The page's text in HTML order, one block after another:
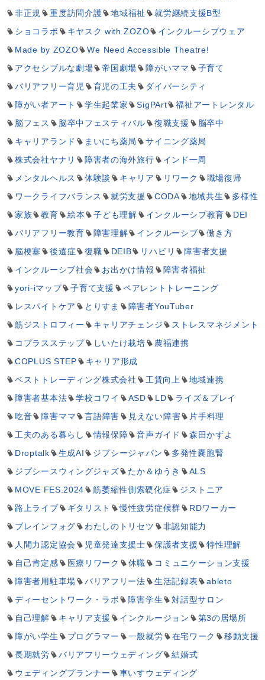
非正規
重度訪問介護 地域福祉
就労継続支援B型
ショコラボ
キヤスク with ZOZO
インクルーシブウェア
Made by ZOZO
We Need Accessible Theatre!
アクセシブルな劇場
帝国劇場 障がいママ
子育て
バリアフリー育児
育児の工夫
ダイバーシティ
障がい者アート
学生起業家 SigPArt
福祉アートレンタル
脳フェス
脳卒中フェスティバル 復職支援
脳卒中
キャリアランド
まいにち薬局
サイニング薬局
株式会社ヤナリ
障害者の海外旅行
インド一周
メンタルヘルス
体験談 キャリア リワーク
職場復帰
ワークライフバランス
就労支援 CODA 地域共生
多様性
家族
教育 絵本 子ども理解 インクルーシブ教育
DEI
バリアフリー教育
障害理解 インクルーシブ
働き方
脳梗塞
後遺症 復職 DEIB リハビリ
障害者支援
インクルーシブ社会
お出かけ情報
障害者福祉
yori-iマップ
子育て支援
ペアレントトレーニング
レスパイトケア
とりすま
障害者YouTuber
筋ジストロフィー
キャリアチェンジ
ストレスマネジメント
コプラスステップ
しいたけ栽培
農福連携
COPLUS STEP
キャリア形成
ベストトレーディング株式会社
工賃向上
地域連携
障害者基本法
学校コワイ ASD LD
ライズ＆プレイ
吃音
障害ママ 言語障害 見えない障害
片手料理
工夫のある暮らし
情報保障 音声ガイド
森田かずよ
Droptalk
生成AI ジプシージャパン
多発性嚢胞腎
ジプシースウィングジャズ
たか＆ゆうき
ALS
MOVE FES.2024
筋萎縮性側索硬化症
ジストニア
路上ライブ
ギタリスト 慢性疲労症候群
RDワーカー
ブレインフォグ
わたしのトリセツ
非認知能力
人間力認定協会
児童発達支援士 保護者支援
特性理解
自己肯定感
医療リワーク 休職
コミュニケーション支援
障害者用駐車場
バリアフリー法 生活記録表
ableto
ディーセントワーク・ラボ
障害学生
対話型サロン
自己理解
キャリア支援 インクルージョン
第3の居場所
障がい学生
プログラマー 一般就労 在宅ワーク
移動支援
長期就労
バリアフリーウェディング
結婚式
ウェディングプランナー
車いすウェディング